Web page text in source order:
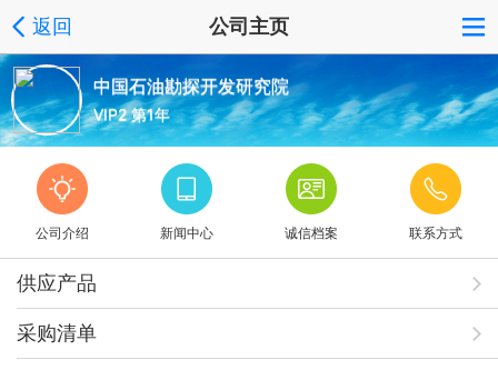
返回 公司主页
中国石油勘探开发研究院
VIP2 第1年
公司介绍 新闻中心 诚信档案 联系方式
供应产品
采购清单